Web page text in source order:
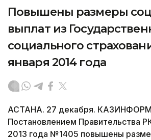
Повышены размеры
выплат из
социального
января 2014 года
АСТАНА. 27 декабря.
Постановлением Правительства
2013 года №1405 повышены